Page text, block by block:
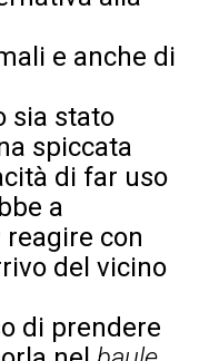
e anche di
sia stato
spiccata
di far uso
a
reagire con
del vicino
di prendere